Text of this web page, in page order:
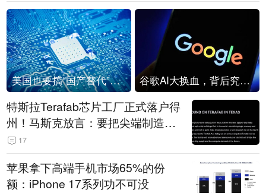
美国也要搞“国产替代”？先算清三笔账 谷歌AI大换血，背后究竟发生了什么？
特斯拉Terafab芯片工厂正式落户得
州！马斯克放言：要把尖端制造带
回美国
17
苹果拿下高端手机市场65%的份
额：iPhone 17系列功不可没